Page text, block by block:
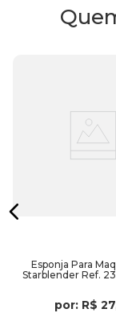
Esponja Para
Starblender Ref.
por: R$ 27